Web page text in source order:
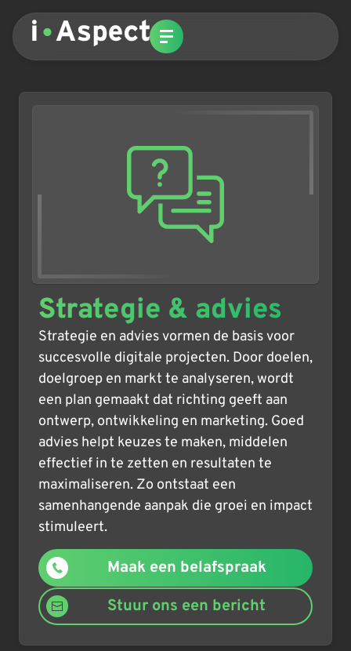
Strategie & advies
Strategie en advies vormen de basis voor
succesvolle digitale projecten. Door doelen,
doelgroep en markt te analyseren, wordt
een plan gemaakt dat richting geeft aan
ontwerp, ontwikkeling en marketing. Goed
advies helpt keuzes te maken, middelen
effectief in te zetten en resultaten te
maximaliseren. Zo ontstaat een
samenhangende aanpak die groei en impact
stimuleert.
Maak een belafspraak
Stuur ons een bericht